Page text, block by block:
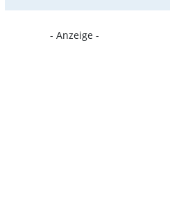
- Anzeige -